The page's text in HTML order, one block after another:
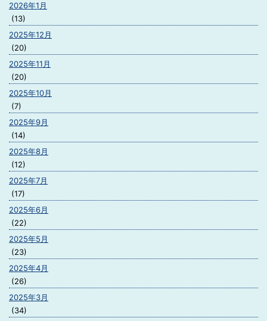
2026年1月
(13)
2025年12月
(20)
2025年11月
(20)
2025年10月
(7)
2025年9月
(14)
2025年8月
(12)
2025年7月
(17)
2025年6月
(22)
2025年5月
(23)
2025年4月
(26)
2025年3月
(34)